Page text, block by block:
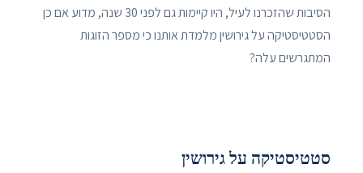
הסיבות שהזכרנו לעיל, היו קיימות גם לפני 30 שנה, מדוע אם כן
הסטטיסטיקה על גירושין מלמדת אותנו כי מספר הזוגות
המתגרשים עלה?
סטטיסטיקה על גירושין